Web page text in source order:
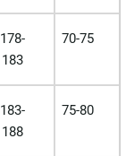
178-
183
70-75
183-
188
75-80